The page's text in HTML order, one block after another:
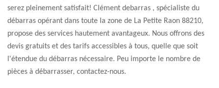
serez pleinement satisfait! Clément debarras , spécialiste du
débarras opérant dans toute la zone de La Petite Raon 88210,
propose des services hautement avantageux. Nous offrons des
devis gratuits et des tarifs accessibles à tous, quelle que soit
l'étendue du débarras nécessaire. Peu importe le nombre de
pièces à débarrasser, contactez-nous.